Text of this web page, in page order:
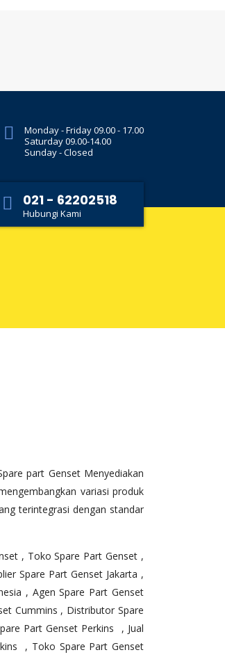
Monday - Friday 09.00 - 17.00
Saturday 09.00-14.00
Sunday - Closed
021 - 62202518
Hubungi Kami
part Genset Menyediakan
variasi produk
terintegrasi dengan standar
, Toko Spare Part Genset ,
Spare Part Genset Jakarta ,
, Agen Spare Part Genset
Cummins , Distributor Spare
Part Genset Perkins , Jual
, Toko Spare Part Genset